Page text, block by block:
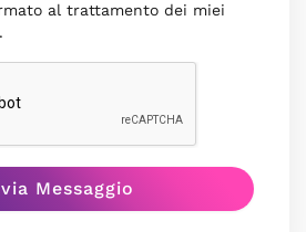
al trattamento dei miei